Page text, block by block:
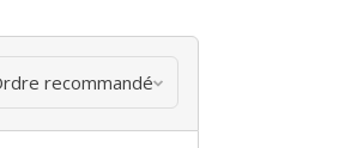
recommandé